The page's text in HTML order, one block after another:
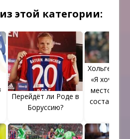
этой категории:
Перейдёт ли Роде в
Боруссию?
Хольгер
«Я хочу
место в
составе